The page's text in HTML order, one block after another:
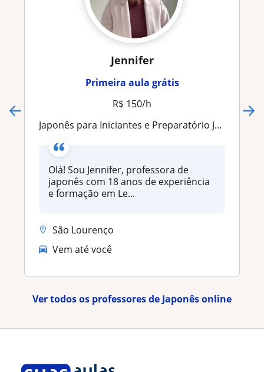
Jennifer
Primeira aula grátis
R$ 150/h
Japonês para Iniciantes e Preparatório JLPT N4/N5 | 18 anos de experiência
Olá! Sou Jennifer, professora de
japonês com 18 anos de experiência
e formação em Le...
São Lourenço
Vem até você
Ver todos os professores de Japonês online